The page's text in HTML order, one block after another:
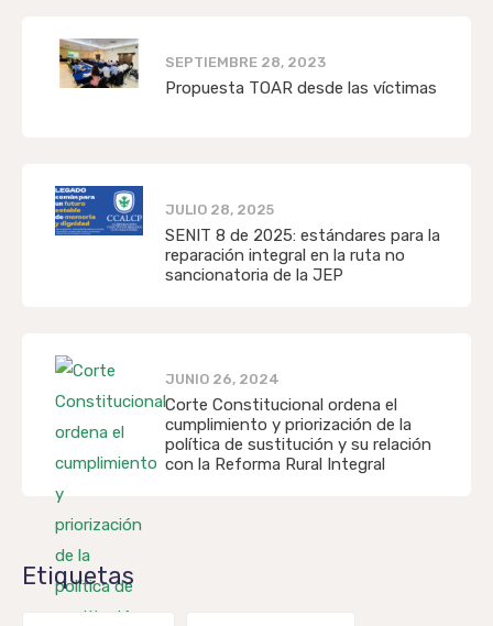
SEPTIEMBRE 28, 2023
Propuesta TOAR desde las víctimas
JULIO 28, 2025
SENIT 8 de 2025: estándares para la
reparación integral en la ruta no
sancionatoria de la JEP
JUNIO 26, 2024
Corte Constitucional ordena el
cumplimiento y priorización de la
política de sustitución y su relación
con la Reforma Rural Integral
Etiquetas